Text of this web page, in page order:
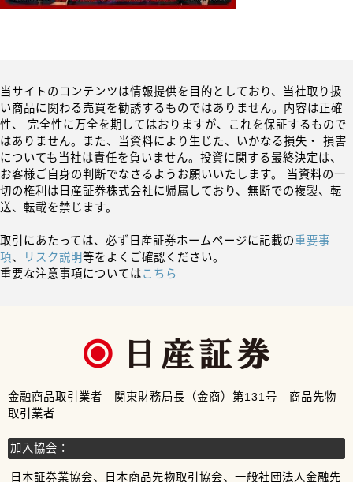
当サイトのコンテンツは情報提供を目的としており、当社取り扱
い商品に関わる売買を勧誘するものではありません。内容は正確
性、 完全性に万全を期してはおりますが、これを保証するもので
はありません。また、当資料により生じた、いかなる損失・ 損害
についても当社は責任を負いません。投資に関する最終決定は、
お客様ご自身の判断でなさるようお願いいたします。 当資料の一
切の権利は日産証券株式会社に帰属しており、無断での複製、転
送、転載を禁じます。
取引にあたっては、必ず日産証券ホームページに記載の重要事
項、 リスク説明等をよくご確認ください。
重要な注意事項についてはこちら
金融商品取引業者 関東財務局長（金商）第131号 商品先物
取引業者
加入協会：
日本証券業協会、日本商品先物取引協会、一般社団法人金融先